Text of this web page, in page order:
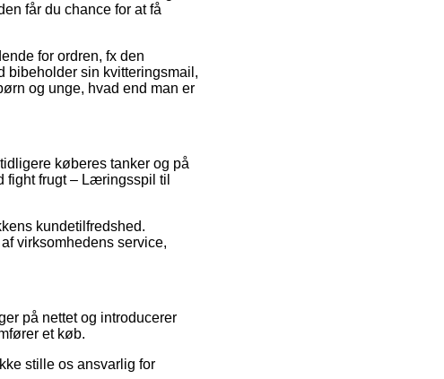
får du chance for at få
for ordren, fx den
bibeholder sin kvitteringsmail,
og unge, hvad end man er
køberes tanker og på
fight frugt – Læringsspil til
kundetilfredshed.
virksomhedens service,
på nettet og introducerer
et køb.
stille os ansvarlig for